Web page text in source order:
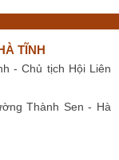
TĨNH
- Chủ tịch Hội Liên
Thành Sen - Hà